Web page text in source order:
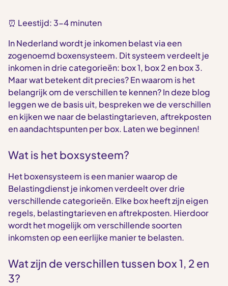
⏰ Leestijd: 3-4 minuten
In Nederland wordt je inkomen belast via een
zogenoemd boxensysteem. Dit systeem verdeelt je
inkomen in drie categorieën: box 1, box 2 en box 3.
Maar wat betekent dit precies? En waarom is het
belangrijk om de verschillen te kennen? In deze blog
leggen we de basis uit, bespreken we de verschillen
en kijken we naar de belastingtarieven, aftrekposten
en aandachtspunten per box. Laten we beginnen!
Wat is het boxsysteem?
Het boxensysteem is een manier waarop de
Belastingdienst je inkomen verdeelt over drie
verschillende categorieën. Elke box heeft zijn eigen
regels, belastingtarieven en aftrekposten. Hierdoor
wordt het mogelijk om verschillende soorten
inkomsten op een eerlijke manier te belasten.
Wat zijn de verschillen tussen box 1, 2 en
3?